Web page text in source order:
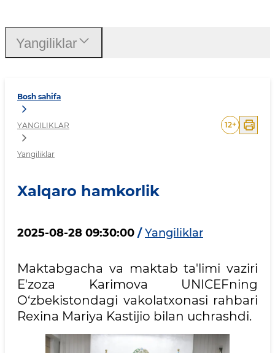
Bosh sahifa
YANGILIKLAR
Yangiliklar
12+
Xalqaro hamkorlik
2025-08-28 09:30:00 / Yangiliklar
Maktabgacha va maktab ta'limi vaziri
E'zoza Karimova UNICEFning
O‘zbekistondagi vakolatxonasi rahbari
Rexina Mariya Kastijio bilan uchrashdi.
Yangiliklar